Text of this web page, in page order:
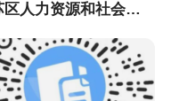
姑苏区人力资源和社会保障局